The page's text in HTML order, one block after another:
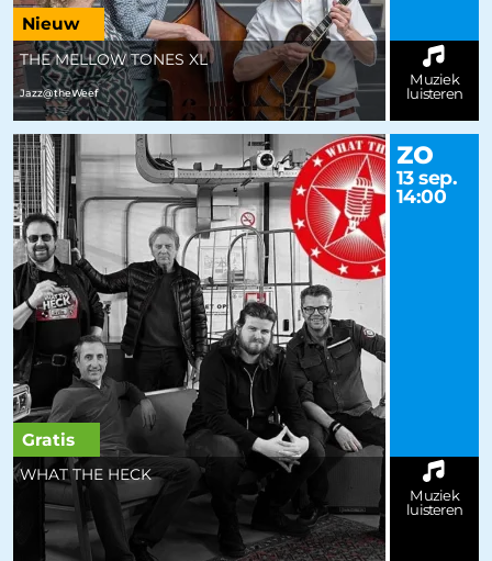
THE MELLOW TONES XL
Jazz@theWeef
Muziek
luisteren
Nieuw
WHAT THE HECK
zo
13 sep.
14:00
Muziek
luisteren
Gratis